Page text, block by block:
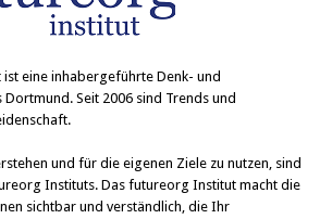
ist eine inhabergeführte Denk- und
Seit 2006 sind Trends und
und für die eigenen Ziele zu nutzen, sind
Instituts. Das futureorg Institut macht die
sichtbar und verständlich, die Ihr